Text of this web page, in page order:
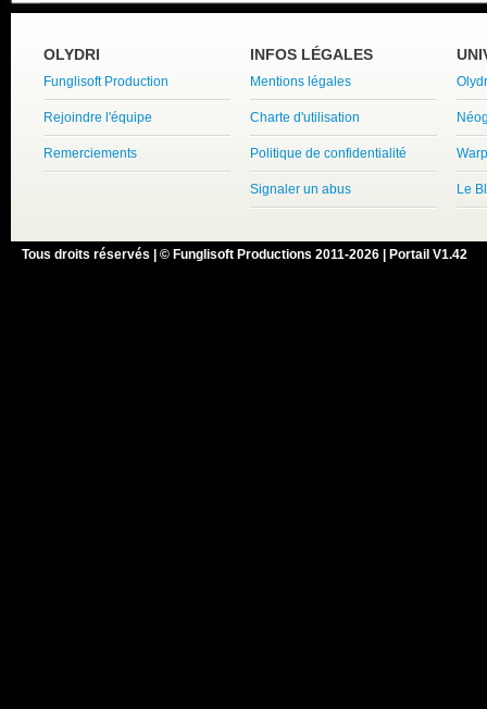
OLYDRI
Funglisoft Production
Rejoindre l'équipe
Remerciements
INFOS LÉGALES
Mentions légales
Charte d'utilisation
Politique de confidentialité
Signaler un abus Le
Tous droits réservés | © Funglisoft Productions 2011-2026 | Portail V1.42